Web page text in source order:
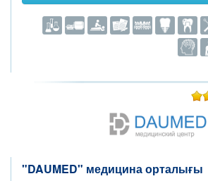
"DAUMED" медицина орталығы